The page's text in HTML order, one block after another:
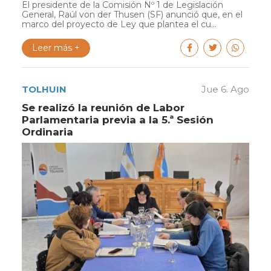
El presidente de la Comisión Nº 1 de Legislación
General, Raúl von der Thusen (SF) anunció que, en el
marco del proyecto de Ley que plantea el cu...
Leer más +
TOLHUIN Jue 6. Ago
Se realizó la reunión de Labor
Parlamentaria previa a la 5.ª Sesión
Ordinaria